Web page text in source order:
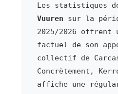
Les statistiques
Vuuren sur la
2025/2026 offrent
factuel de son
collectif de
Concrètement,
affiche une